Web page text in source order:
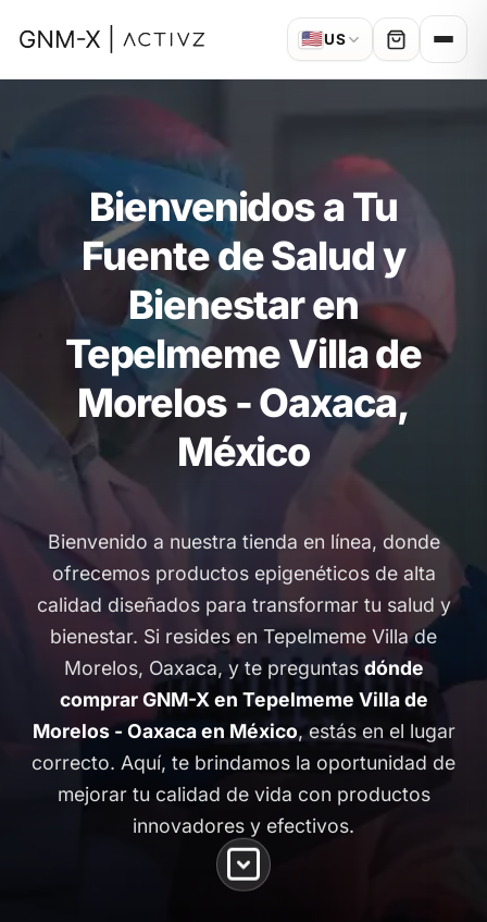
🇺🇸US
Bienvenidos a Tu
Fuente de Salud y
Bienestar en
Tepelmeme Villa de
Morelos - Oaxaca,
México
Bienvenido a nuestra tienda en línea, donde
ofrecemos productos epigenéticos de alta
calidad diseñados para transformar tu salud y
bienestar. Si resides en Tepelmeme Villa de
Morelos, Oaxaca, y te preguntas dónde
comprar GNM-X en Tepelmeme Villa de
Morelos - Oaxaca en México, estás en el lugar
correcto. Aquí, te brindamos la oportunidad de
mejorar tu calidad de vida con productos
innovadores y efectivos.